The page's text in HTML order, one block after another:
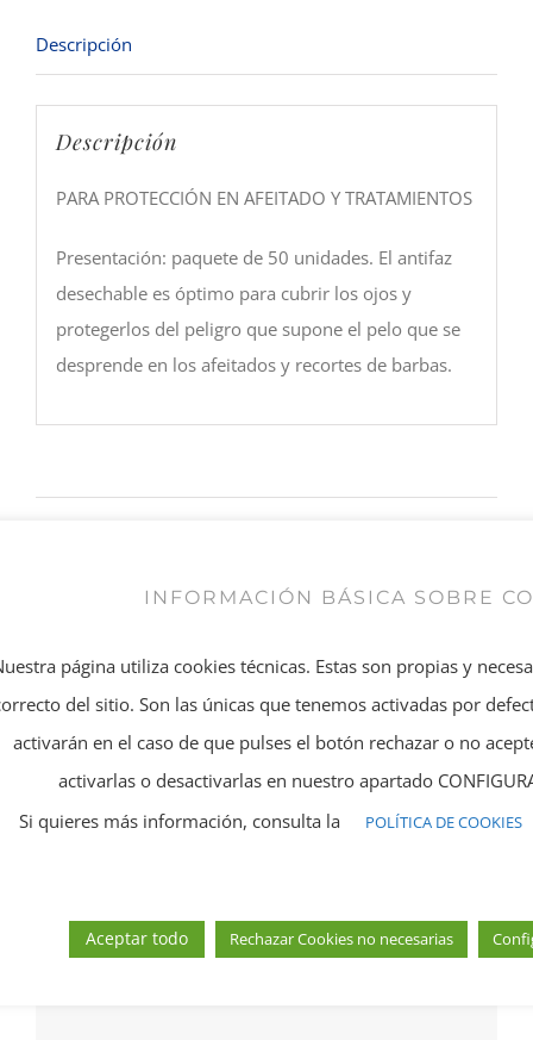
Descripción
Descripción
PARA PROTECCIÓN EN AFEITADO Y TRATAMIENTOS
Presentación: paquete de 50 unidades. El antifaz
desechable es óptimo para cubrir los ojos y
protegerlos del peligro que supone el pelo que se
desprende en los afeitados y recortes de barbas.
Añadir a Pinterest Email This Product
INFORMACIÓN BÁSICA SOBRE
página utiliza cookies técnicas. Estas son propias y
del sitio. Son las únicas que tenemos activadas por
activarán en el caso de que pulses el botón rechazar o no
activarlas o desactivarlas en nuestro apartado
Si quieres más información, consulta la
POLÍTICA DE COOKIES
Aceptar todo Rechazar Cookies no necesarias